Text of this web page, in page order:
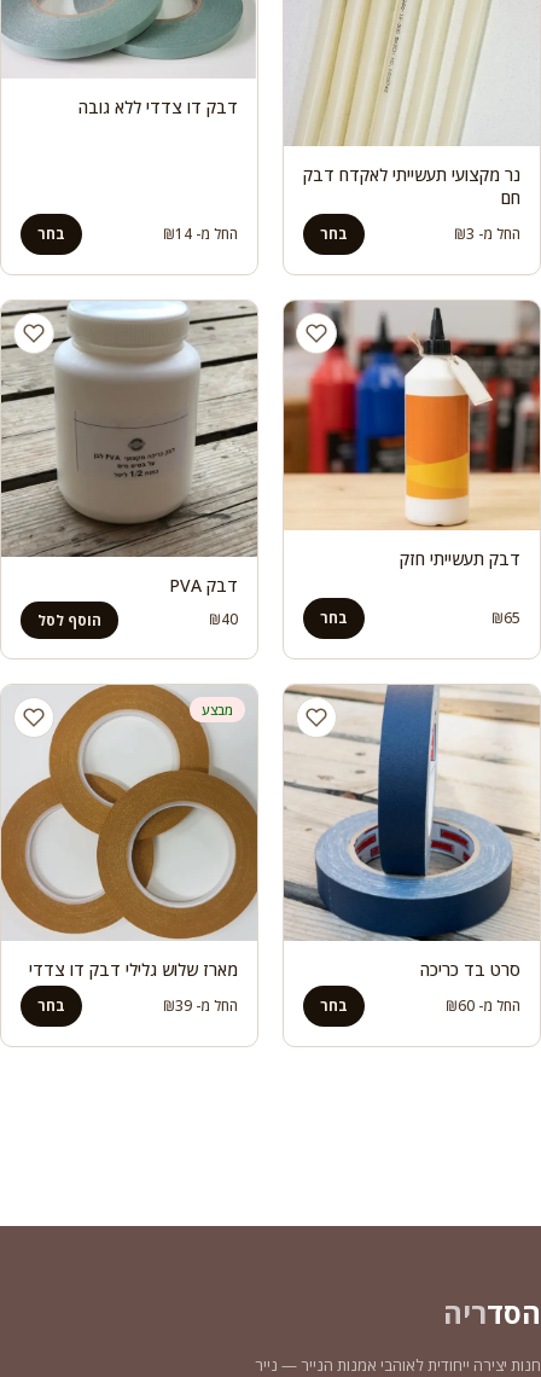
נר מקצועי תעשייתי לאקדח דבק
חם
החל מ- ₪3 בחר
דבק דו צדדי ללא גובה
החל מ- ₪14 בחר
דבק תעשייתי חזק
₪65 בחר
דבק PVA
₪40 הוסף לסל
סרט בד כריכה
החל מ- ₪60 בחר
מבצע
מארז שלוש גלילי דבק דו צדדי
החל מ- ₪39 בחר
הסדריה
חנות יצירה ייחודית לאוהבי אמנות הנייר — נייר